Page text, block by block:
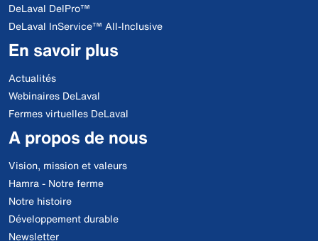
DeLaval DelPro™
DeLaval InService™ All-Inclusive
En savoir plus
Actualités
Webinaires DeLaval
Fermes virtuelles DeLaval
A propos de nous
Vision, mission et valeurs
Hamra - Notre ferme
Notre histoire
Développement durable
Newsletter